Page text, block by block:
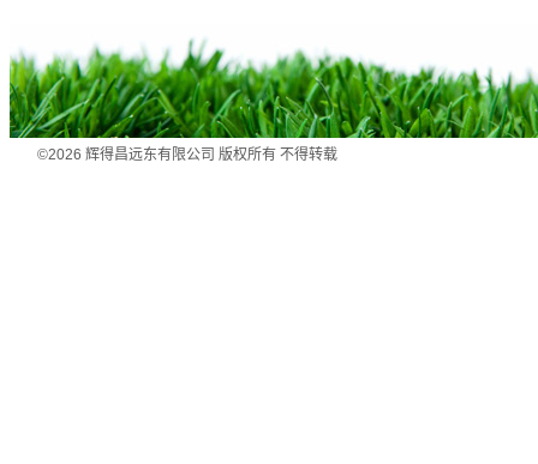
©2026 辉得昌远东有限公司 版权所有 不得转载